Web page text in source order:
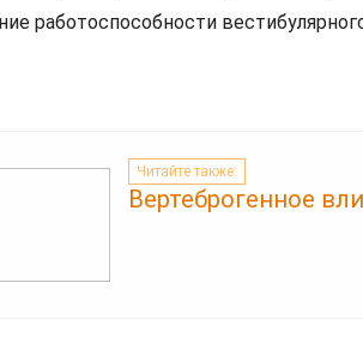
работоспособности
Читайте также:
Вертеброгенное